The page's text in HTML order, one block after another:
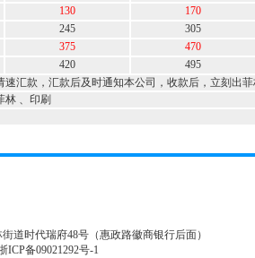
130
170
245
305
375
470
420
495
款，汇款后及时通知本公司，收款后，立刻出菲
、印刷
道时代瑞府48号（惠政路徽商银行后面）
ICP备09021292号-1